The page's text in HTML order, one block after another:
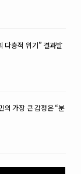
다층적 위기” 결과발
의 가장 큰 감정은 “분